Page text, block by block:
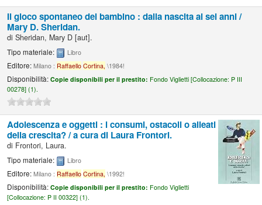
Il gioco spontaneo del bambino : dalla nascita ai sei anni /
Mary D. Sheridan.
diSheridan, Mary D [aut].
Tipo materiale: Libro
Editore:Milano : Raffaello Cortina, \1984!
Disponibilità:Copie disponibili per il prestito: Fondo Viglietti [Collocazione: P III
00278] (1).
Adolescenza e oggetti : i consumi, ostacoli o alleati
della crescita? /a cura di Laura Frontori.
di Frontori, Laura.
Tipo materiale: Libro
Editore:Milano : Raffaello Cortina, \1992!
Disponibilità:Copie disponibili per il prestito: Fondo Viglietti
[Collocazione: P II 00322] (1).